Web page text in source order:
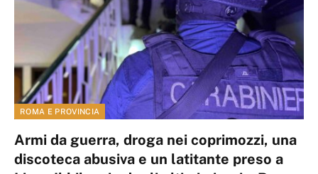
ROMA E PROVINCIA
Armi da guerra, droga nei coprimozzi, una
discoteca abusiva e un latitante preso a